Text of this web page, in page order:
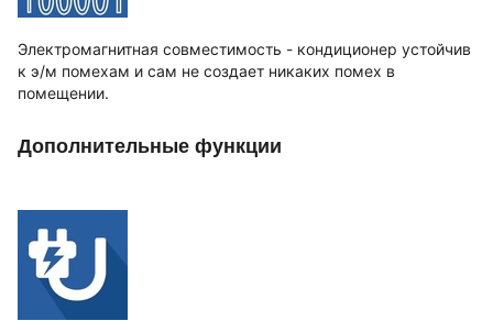
Электромагнитная совместимость - кондиционер устойчив
к э/м помехам и сам не создает никаких помех в
помещении.
Дополнительные функции